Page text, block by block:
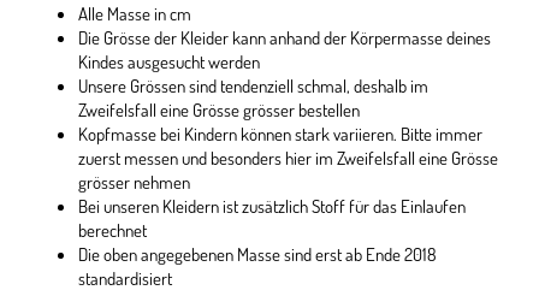
Alle Masse in cm
Die Grösse der Kleider kann anhand der Körpermasse deines
Kindes ausgesucht werden
Unsere Grössen sind tendenziell schmal, deshalb im
Zweifelsfall eine Grösse grösser bestellen
Kopfmasse bei Kindern können stark variieren. Bitte immer
zuerst messen und besonders hier im Zweifelsfall eine Grösse
grösser nehmen
Bei unseren Kleidern ist zusätzlich Stoff für das Einlaufen
berechnet
Die oben angegebenen Masse sind erst ab Ende 2018
standardisiert